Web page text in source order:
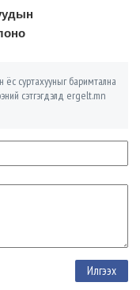
ёс суртахууныг баримтална
сэтгэгдэлд ergelt.mn